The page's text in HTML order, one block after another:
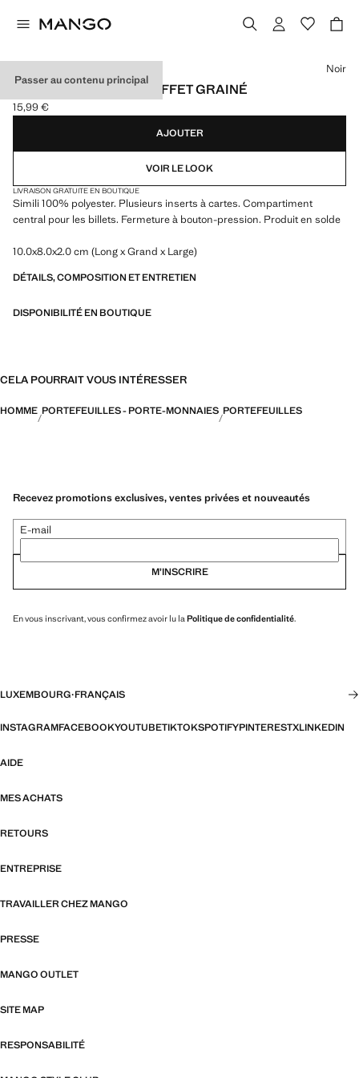
Passer au contenu principal
PORTEFEUILLE AVEC EFFET GRAINÉ
Prix actuel [15,99 € ]
15,99 €
Choisissez une couleur
Noir
AJOUTER
VOIR LE LOOK
LIVRAISON GRATUITE EN BOUTIQUE
Simili 100% polyester. Plusieurs inserts à cartes. Compartiment
central pour les billets. Fermeture à bouton-pression. Produit en solde
10.0x8.0x2.0 cm (Long x Grand x Large)
DÉTAILS, COMPOSITION ET ENTRETIEN
DISPONIBILITÉ EN BOUTIQUE
CELA POURRAIT VOUS INTÉRESSER
HOMME PORTEFEUILLES - PORTE-MONNAIES PORTEFEUILLES
Recevez promotions exclusives, ventes privées et nouveautés
E-mail
M’INSCRIRE
En vous inscrivant, vous confirmez avoir lu la Politique de confidentialité.
LUXEMBOURG·FRANÇAIS
INSTAGRAMFACEBOOKYOUTUBETIKTOKSPOTIFYPINTERESTXLINKEDIN
AIDE
MES ACHATS
RETOURS
ENTREPRISE
TRAVAILLER CHEZ MANGO
PRESSE
MANGO OUTLET
SITE MAP
RESPONSABILITÉ